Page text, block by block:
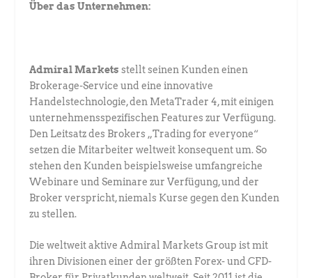
Über das Unternehmen:
Admiral Markets stellt seinen Kunden einen
Brokerage-Service und eine innovative
Handelstechnologie, den MetaTrader 4, mit einigen
unternehmensspezifischen Features zur Verfügung.
Den Leitsatz des Brokers „Trading for everyone“
setzen die Mitarbeiter weltweit konsequent um. So
stehen den Kunden beispielsweise umfangreiche
Webinare und Seminare zur Verfügung, und der
Broker verspricht, niemals Kurse gegen den Kunden
zu stellen.
Die weltweit aktive Admiral Markets Group ist mit
ihren Divisionen einer der größten Forex- und CFD-